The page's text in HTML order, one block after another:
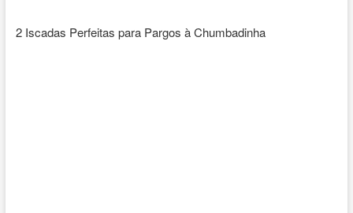
2 Iscadas Perfeitas para Pargos à Chumbadinha